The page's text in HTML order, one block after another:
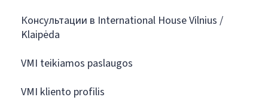
Консультации в International House Vilnius /
Klaipėda
VMI teikiamos paslaugos
VMI kliento profilis